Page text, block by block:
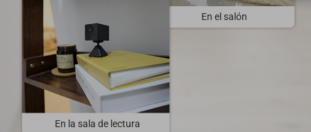
En el salón
En la sala de lectura